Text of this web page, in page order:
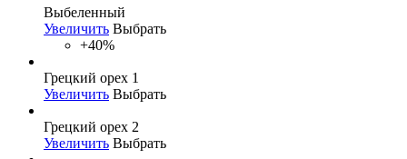
Выбеленный
Увеличить Выбрать
+40%
Грецкий орех 1
Увеличить Выбрать
Грецкий орех 2
Увеличить Выбрать